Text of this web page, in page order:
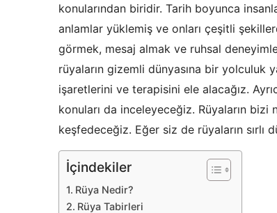
konularından biridir. Tarih boyunca
anlamlar yüklemiş ve onları çeşitli
görmek, mesaj almak ve ruhsal
rüyaların gizemli dünyasına bir yolculuk
işaretlerini ve terapisini ele alacağız.
konuları da inceleyeceğiz. Rüyaların bizi
keşfedeceğiz. Eğer siz de rüyaların sırlı
İçindekiler
Rüya Nedir?
Rüya Tabirleri